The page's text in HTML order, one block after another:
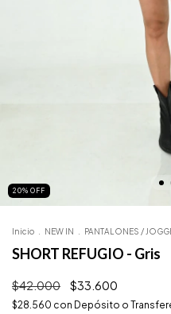
20% OFF
Inicio NEW IN PANTALONES /
SHORT REFUGIO - Gris
$42.000 $33.600
$28.560 con Depósito o